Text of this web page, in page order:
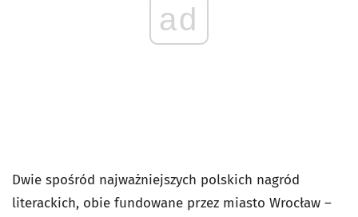
ad
Dwie spośród najważniejszych polskich nagród
literackich, obie fundowane przez miasto Wrocław –